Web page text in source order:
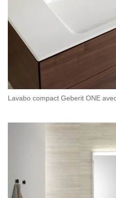
Lavabo compact Geberit ONE